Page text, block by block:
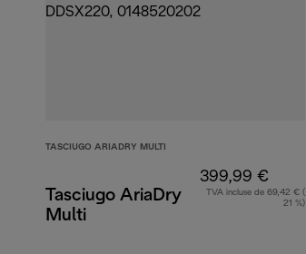
TASCIUGO ARIADRY MULTI
Tasciugo AriaDry
Multi
399,99 €
TVA incluse de 69,42 € (
21 %)